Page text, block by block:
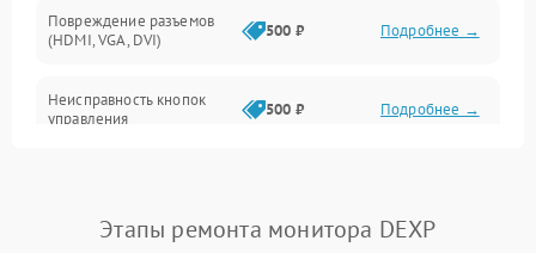
Повреждение разъемов
(HDMI, VGA, DVI)
500 ₽ Подробнее →
Неисправность кнопок
управления
500 ₽ Подробнее →
Повреждение кабеля
Этапы ремонта монитора DEXP